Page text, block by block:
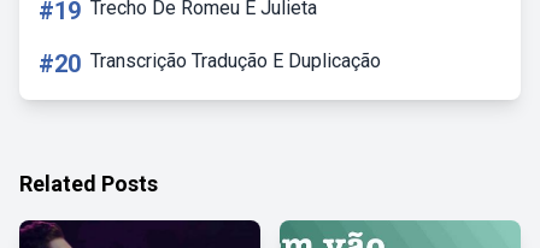
#19 Trecho De Romeu E Julieta
#20 Transcrição Tradução E Duplicação
Related Posts